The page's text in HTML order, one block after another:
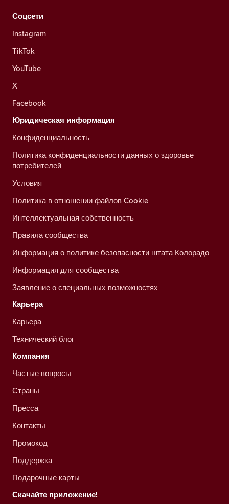
Соцсети
Instagram
TikTok
YouTube
X
Facebook
Юридическая информация
Конфиденциальность
Политика конфиденциальности данных о здоровье
потребителей
Условия
Политика в отношении файлов Cookie
Интеллектуальная собственность
Правила сообщества
Информация о политике безопасности штата Колорадо
Информация для сообщества
Заявление о специальных возможностях
Карьера
Карьера
Технический блог
Компания
Частые вопросы
Страны
Пресса
Контакты
Промокод
Поддержка
Подарочные карты
Скачайте приложение!